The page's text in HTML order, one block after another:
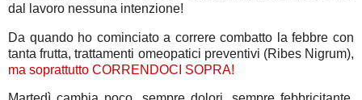
dal lavoro nessuna intenzione!
Da quando ho cominciato a correre combatto la febbre con
tanta frutta, trattamenti omeopatici preventivi (Ribes Nigrum),
ma soprattutto CORRENDOCI SOPRA!